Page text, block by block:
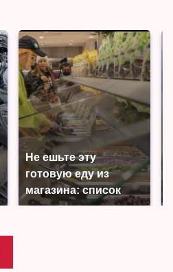
Не ешьте эту
готовую еду из
магазина: список